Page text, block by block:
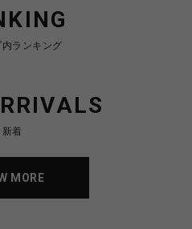
内ランキング
新着
MORE